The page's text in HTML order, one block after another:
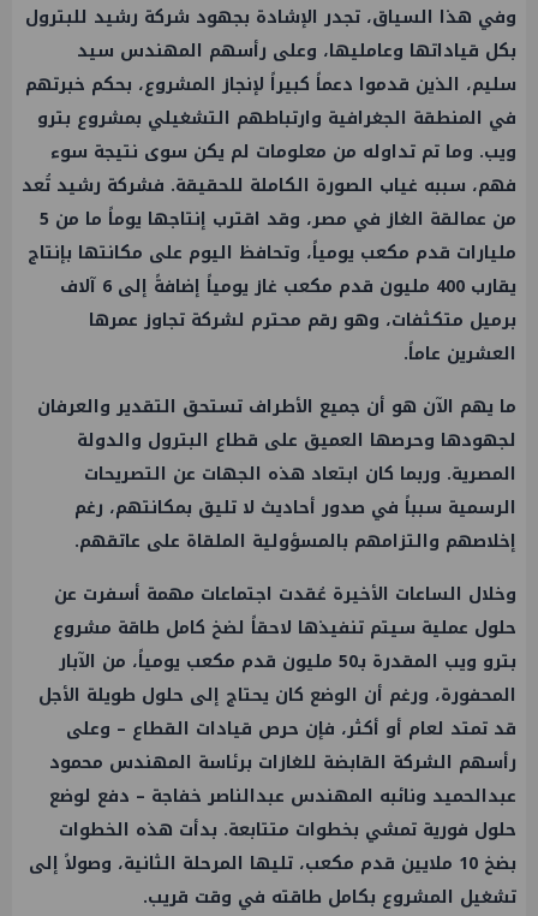
وفي هذا السياق، تجدر الإشادة بجهود شركة رشيد للبترول
بكل قياداتها وعامليها، وعلى رأسهم المهندس سيد
سليم، الذين قدموا دعماً كبيراً لإنجاز المشروع، بحكم خبرتهم
في المنطقة الجغرافية وارتباطهم التشغيلي بمشروع بترو
ويب. وما تم تداوله من معلومات لم يكن سوى نتيجة سوء
فهم، سببه غياب الصورة الكاملة للحقيقة. فشركة رشيد تُعد
من عمالقة الغاز في مصر، وقد اقترب إنتاجها يوماً ما من 5
مليارات قدم مكعب يومياً، وتحافظ اليوم على مكانتها بإنتاج
يقارب 400 مليون قدم مكعب غاز يومياً إضافةً إلى 6 آلاف
برميل متكثفات، وهو رقم محترم لشركة تجاوز عمرها
العشرين عاماً.
ما يهم الآن هو أن جميع الأطراف تستحق التقدير والعرفان
لجهودها وحرصها العميق على قطاع البترول والدولة
المصرية. وربما كان ابتعاد هذه الجهات عن التصريحات
الرسمية سبباً في صدور أحاديث لا تليق بمكانتهم، رغم
إخلاصهم والتزامهم بالمسؤولية الملقاة على عاتقهم.
وخلال الساعات الأخيرة عُقدت اجتماعات مهمة أسفرت عن
حلول عملية سيتم تنفيذها لاحقاً لضخ كامل طاقة مشروع
بترو ويب المقدرة بـ50 مليون قدم مكعب يومياً، من الآبار
المحفورة، ورغم أن الوضع كان يحتاج إلى حلول طويلة الأجل
قد تمتد لعام أو أكثر، فإن حرص قيادات القطاع – وعلى
رأسهم الشركة القابضة للغازات برئاسة المهندس محمود
عبدالحميد ونائبه المهندس عبدالناصر خفاجة – دفع لوضع
حلول فورية تمشي بخطوات متتابعة. بدأت هذه الخطوات
بضخ 10 ملايين قدم مكعب، تليها المرحلة الثانية، وصولاً إلى
تشغيل المشروع بكامل طاقته في وقت قريب.